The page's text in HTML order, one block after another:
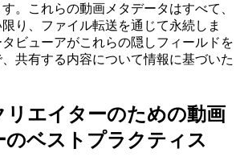
。これらの動画メタデータはすべて、
り、ファイル転送を通じて永続しま
ビューアがこれらの隠しフィールドを
共有する内容について情報に基づいた
リエイターのための動画
のベストプラクティス